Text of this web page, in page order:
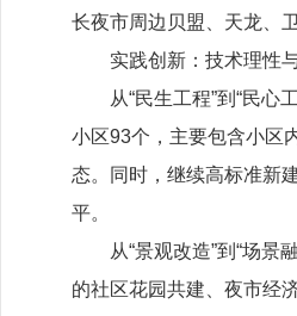
长夜市周边贝盟、天龙、
实践创新：技术理性
从“民生工程”到“民心
小区93个，主要包含小区
态。同时，继续高标准新
平。
从“景观改造”到“场景融
的社区花园共建、夜市经